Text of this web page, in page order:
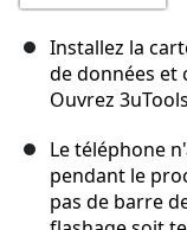
Installez la
de données et
Ouvrez
Le téléphone
pendant le
pas de barre